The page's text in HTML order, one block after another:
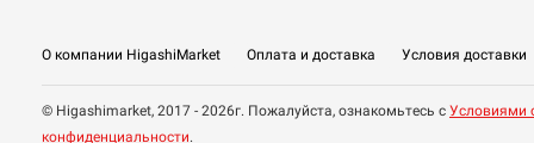
О компании HigashiMarket Оплата и доставка Условия доставки
© Higashimarket, 2017 - 2026г. Пожалуйста, ознакомьтесь с Условиями
конфиденциальности.